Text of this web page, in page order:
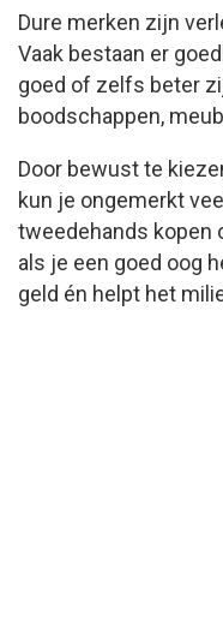
Dure merken zijn
Vaak bestaan er
goed of zelfs beter
boodschappen,
Door bewust te
kun je ongemerkt
tweedehands kopen
als je een goed oog
geld én helpt het